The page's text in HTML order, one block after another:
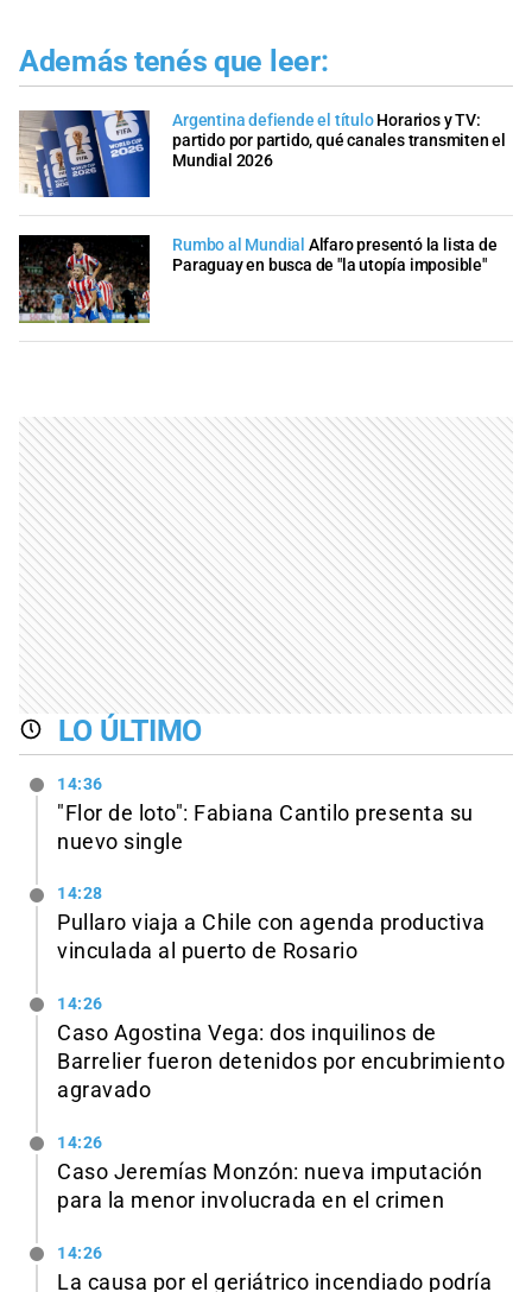
Además tenés que leer:
Argentina defiende el título Horarios y TV:
partido por partido, qué canales transmiten el
Mundial 2026
Rumbo al Mundial Alfaro presentó la lista de
Paraguay en busca de "la utopía imposible"
LO ÚLTIMO
14:36
"Flor de loto": Fabiana Cantilo presenta su
nuevo single
14:28
Pullaro viaja a Chile con agenda productiva
vinculada al puerto de Rosario
14:26
Caso Agostina Vega: dos inquilinos de
Barrelier fueron detenidos por encubrimiento
agravado
14:26
Caso Jeremías Monzón: nueva imputación
para la menor involucrada en el crimen
14:26
La causa por el geriátrico incendiado podría